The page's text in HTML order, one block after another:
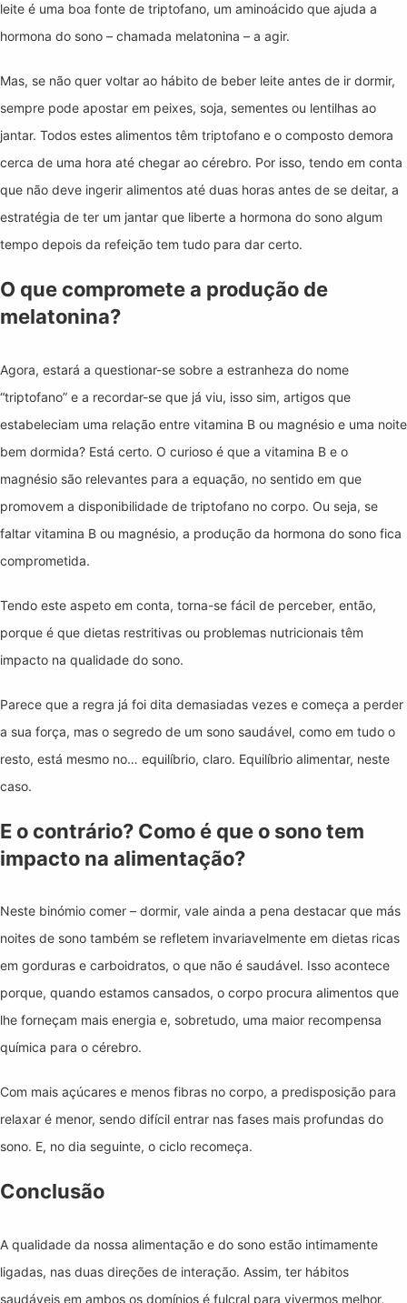
leite é uma boa fonte de triptofano, um aminoácido que ajuda a
hormona do sono – chamada melatonina – a agir.
Mas, se não quer voltar ao hábito de beber leite antes de ir dormir,
sempre pode apostar em peixes, soja, sementes ou lentilhas ao
jantar. Todos estes alimentos têm triptofano e o composto demora
cerca de uma hora até chegar ao cérebro. Por isso, tendo em conta
que não deve ingerir alimentos até duas horas antes de se deitar, a
estratégia de ter um jantar que liberte a hormona do sono algum
tempo depois da refeição tem tudo para dar certo.
O que compromete a produção de
melatonina?
Agora, estará a questionar-se sobre a estranheza do nome
“triptofano” e a recordar-se que já viu, isso sim, artigos que
estabeleciam uma relação entre vitamina B ou magnésio e uma noite
bem dormida? Está certo. O curioso é que a vitamina B e o
magnésio são relevantes para a equação, no sentido em que
promovem a disponibilidade de triptofano no corpo. Ou seja, se
faltar vitamina B ou magnésio, a produção da hormona do sono fica
comprometida.
Tendo este aspeto em conta, torna-se fácil de perceber, então,
porque é que dietas restritivas ou problemas nutricionais têm
impacto na qualidade do sono.
Parece que a regra já foi dita demasiadas vezes e começa a perder
a sua força, mas o segredo de um sono saudável, como em tudo o
resto, está mesmo no… equilíbrio, claro. Equilíbrio alimentar, neste
caso.
E o contrário? Como é que o sono tem
impacto na alimentação?
Neste binómio comer – dormir, vale ainda a pena destacar que más
noites de sono também se refletem invariavelmente em dietas ricas
em gorduras e carboidratos, o que não é saudável. Isso acontece
porque, quando estamos cansados, o corpo procura alimentos que
lhe forneçam mais energia e, sobretudo, uma maior recompensa
química para o cérebro.
Com mais açúcares e menos fibras no corpo, a predisposição para
relaxar é menor, sendo difícil entrar nas fases mais profundas do
sono. E, no dia seguinte, o ciclo recomeça.
Conclusão
A qualidade da nossa alimentação e do sono estão intimamente
ligadas, nas duas direções de interação. Assim, ter hábitos
saudáveis em ambos os domínios é fulcral para vivermos melhor,